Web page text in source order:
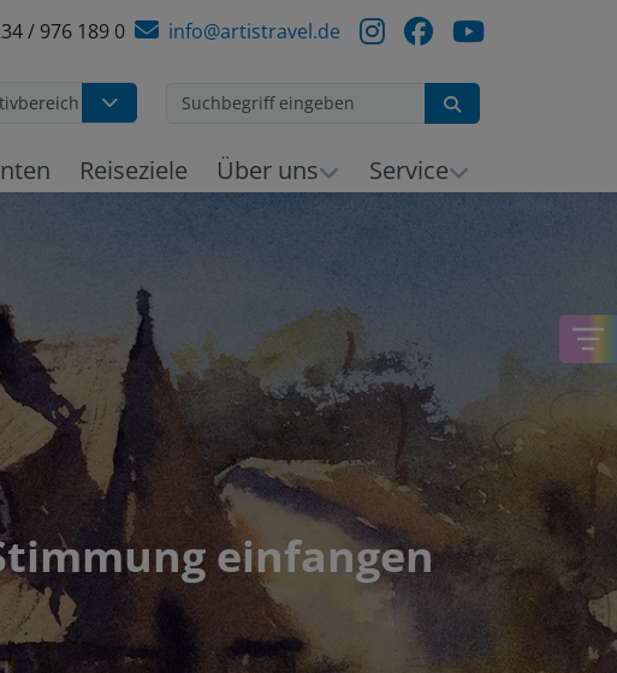
/ 976 189 0 info@artistravel.de
Reiseziele Über uns Service
einfangen